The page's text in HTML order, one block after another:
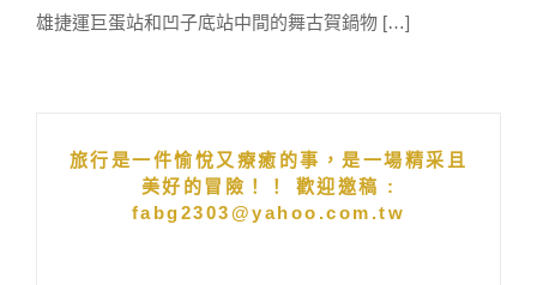
雄捷運巨蛋站和凹子底站中間的舞古賀鍋物 […]
旅行是一件愉悅又療癒的事，是一場精采且
美好的冒險！！ 歡迎邀稿 :
fabg2303@yahoo.com.tw